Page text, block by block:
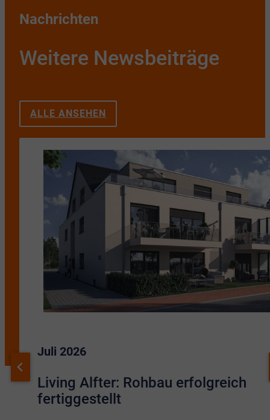
Nachrichten
Weitere Newsbeiträge
ALLE ANSEHEN
Juli 2026
Living Alfter: Rohbau erfolgreich
fertiggestellt